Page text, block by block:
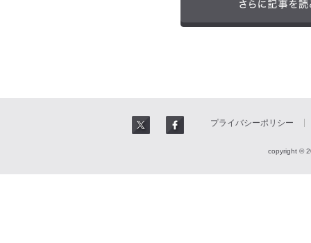
プライバシーポリシー
copyright ©